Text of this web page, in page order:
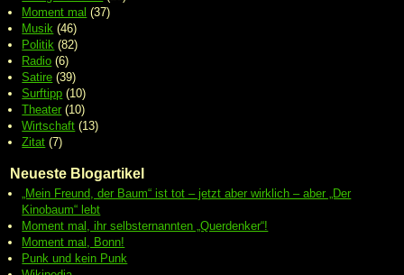
Moment mal (37)
Musik (46)
Politik (82)
Radio (6)
Satire (39)
Surftipp (10)
Theater (10)
Wirtschaft (13)
Zitat (7)
Neueste Blogartikel
„Mein Freund, der Baum“ ist tot – jetzt aber wirklich – aber „Der
Kinobaum“ lebt
Moment mal, ihr selbsternannten „Querdenker“!
Moment mal, Bonn!
Punk und kein Punk